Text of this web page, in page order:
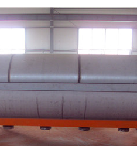
RCT系列全磁永磁